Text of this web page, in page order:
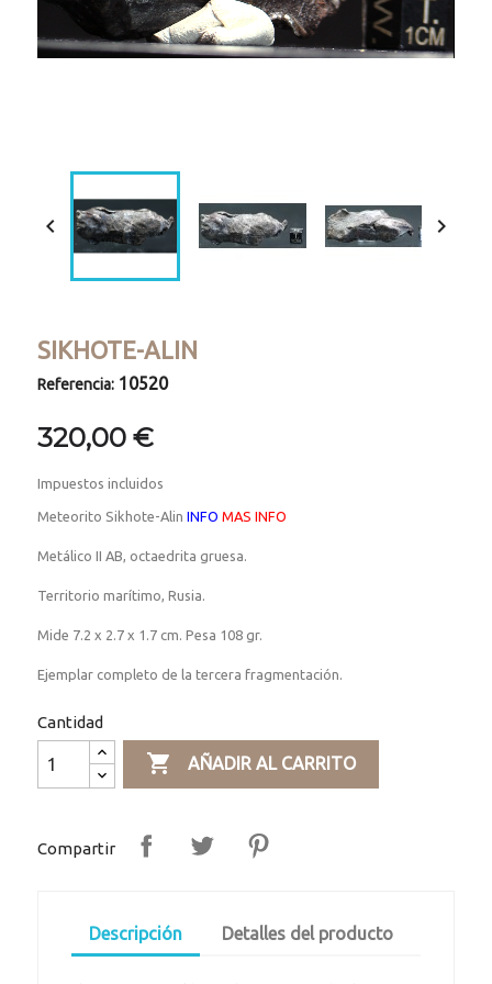
 
SIKHOTE-ALIN
Referencia: 10520
320,00 €
Impuestos incluidos
Meteorito Sikhote-AlinINFO MAS INFO
Metálico II AB, octaedrita gruesa.
Territorio marítimo, Rusia.
Mide 7.2 x 2.7 x 1.7 cm. Pesa 108 gr.
Ejemplar completo de la tercera fragmentación.
Cantidad
 AÑADIR AL CARRITO
Compartir
Descripción Detalles del producto